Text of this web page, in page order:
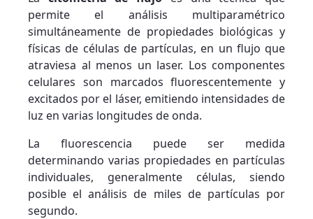
permite el análisis multiparamétrico
simultáneamente de propiedades biológicas y
físicas de células de partículas, en un flujo que
atraviesa al menos un laser. Los componentes
celulares son marcados fluorescentemente y
excitados por el láser, emitiendo intensidades de
luz en varias longitudes de onda.
La fluorescencia puede ser medida
determinando varias propiedades en partículas
individuales, generalmente células, siendo
posible el análisis de miles de partículas por
segundo.